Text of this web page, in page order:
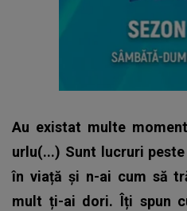
Au existat multe
urlu(...) Sunt lucruri
în viață și n-ai cum să
mult ți-ai dori. Îți spun